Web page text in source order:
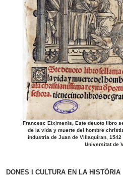
Francesc Eiximenis, Este deuoto libro
de la vida y muerte del hombre
industria de Juan de Villaquiran,
Universitat de
DONES I CULTURA EN LA HISTÒRIA